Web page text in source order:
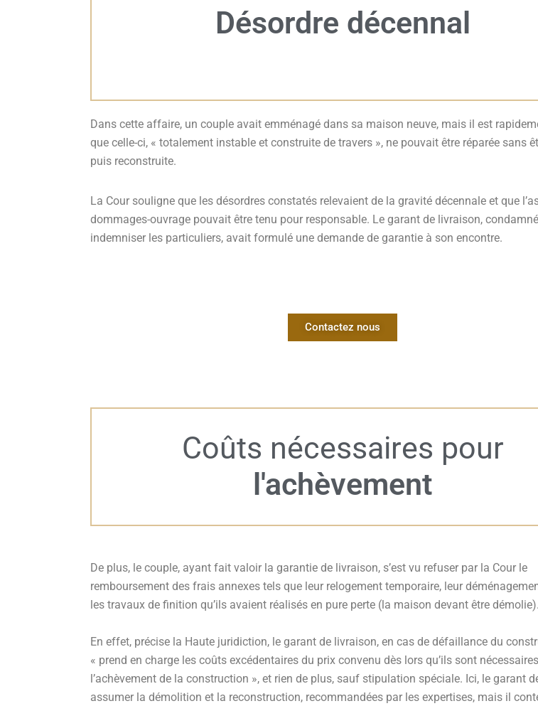
Désordre décennal
Dans cette affaire, un couple avait emménagé dans sa maison neuve, mais il est
que celle-ci, « totalement instable et construite de travers », ne pouvait être réparée sans
puis reconstruite.
La Cour souligne que les désordres constatés relevaient de la gravité décennale et que
dommages-ouvrage pouvait être tenu pour responsable. Le garant de livraison,
indemniser les particuliers, avait formulé une demande de garantie à son encontre.
Contactez nous
Coûts nécessaires pour
l'achèvement
De plus, le couple, ayant fait valoir la garantie de livraison, s’est vu refuser par la Cour le
remboursement des frais annexes tels que leur relogement temporaire, leur
les travaux de finition qu’ils avaient réalisés en pure perte (la maison devant être démolie).
En effet, précise la Haute juridiction, le garant de livraison, en cas de défaillance du
« prend en charge les coûts excédentaires du prix convenu dès lors qu’ils sont
l’achèvement de la construction », et rien de plus, sauf stipulation spéciale. Ici, le garant
assumer la démolition et la reconstruction, recommandées par les expertises, mais il